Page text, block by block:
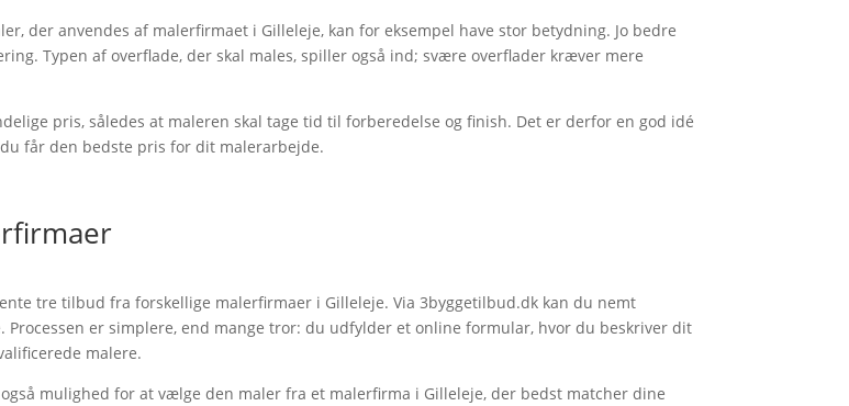
der anvendes af malerfirmaet i Gilleleje, kan for eksempel have stor betydning. Jo bedre
Typen af overflade, der skal males, spiller også ind; svære overflader kræver mere
pris, således at maleren skal tage tid til forberedelse og finish. Det er derfor en god idé
får den bedste pris for dit malerarbejde.
tre tilbud fra forskellige malerfirmaer i Gilleleje. Via 3byggetilbud.dk kan du nemt
er simplere, end mange tror: du udfylder et online formular, hvor du beskriver dit
malere.
mulighed for at vælge den maler fra et malerfirma i Gilleleje, der bedst matcher dine